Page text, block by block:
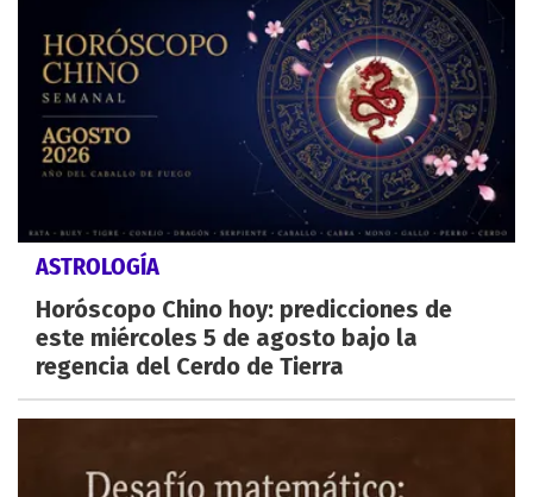
ASTROLOGÍA
Horóscopo Chino hoy: predicciones de
este miércoles 5 de agosto bajo la
regencia del Cerdo de Tierra